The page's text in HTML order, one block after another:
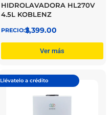
HIDROLAVADORA HL270V
4.5L KOBLENZ
$
2,399.00
Ver más
Llévatelo a crédito